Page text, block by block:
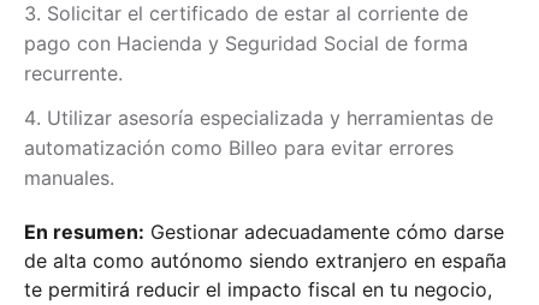
Solicitar el certificado de estar al corriente de
pago con Hacienda y Seguridad Social de forma
recurrente.
Utilizar asesoría especializada y herramientas de
automatización como Billeo para evitar errores
manuales.
En resumen: Gestionar adecuadamente cómo darse
de alta como autónomo siendo extranjero en españa
te permitirá reducir el impacto fiscal en tu negocio,